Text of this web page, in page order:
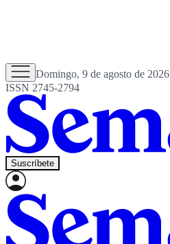
Domingo, 9 de agosto de 2026
ISSN 2745-2794
Suscríbete